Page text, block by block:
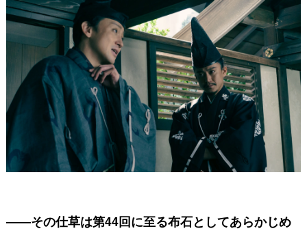
――その仕草は第44回に至る布石としてあらかじめ